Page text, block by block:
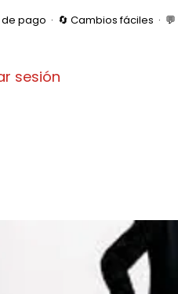
pago  ·  🔄 Cambios fáciles  ·
sesión